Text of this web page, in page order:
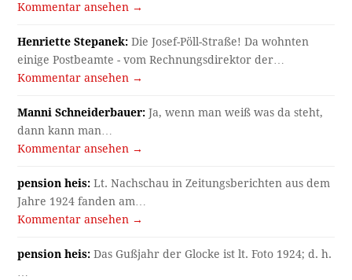
Kommentar ansehen →
Henriette Stepanek: Die Josef-Pöll-Straße! Da wohnten
einige Postbeamte - vom Rechnungsdirektor der…
Kommentar ansehen →
Manni Schneiderbauer: Ja, wenn man weiß was da steht,
dann kann man…
Kommentar ansehen →
pension heis: Lt. Nachschau in Zeitungsberichten aus dem
Jahre 1924 fanden am…
Kommentar ansehen →
pension heis: Das Gußjahr der Glocke ist lt. Foto 1924; d. h.
…